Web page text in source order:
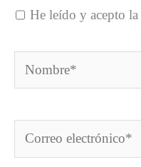
He leído y acepto la
Nombre*
Correo
electrónico*